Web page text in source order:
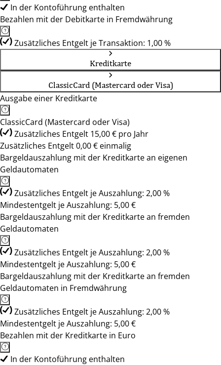
In der Kontoführung enthalten
Bezahlen mit der Debitkarte in Fremdwährung
Zusätzliches Entgelt je Transaktion: 1,00 %
Kreditkarte
ClassicCard (Mastercard oder Visa)
Ausgabe einer Kreditkarte
ClassicCard (Mastercard oder Visa)
Zusätzliches Entgelt 15,00 € pro Jahr
Zusätzliches Entgelt 0,00 € einmalig
Bargeldauszahlung mit der Kreditkarte an eigenen
Geldautomaten
Zusätzliches Entgelt je Auszahlung: 2,00 %
Mindestentgelt je Auszahlung: 5,00 €
Bargeldauszahlung mit der Kreditkarte an fremden
Geldautomaten
Zusätzliches Entgelt je Auszahlung: 2,00 %
Mindestentgelt je Auszahlung: 5,00 €
Bargeldauszahlung mit der Kreditkarte an fremden
Geldautomaten in Fremdwährung
Zusätzliches Entgelt je Auszahlung: 2,00 %
Mindestentgelt je Auszahlung: 5,00 €
Bezahlen mit der Kreditkarte in Euro
In der Kontoführung enthalten